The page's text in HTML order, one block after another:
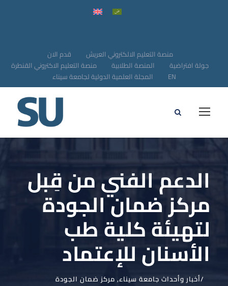
قدم الان
منصة التعليم الالكتروني العريش
منصة التعليم الاكتروني القنطرة
المنصة الطلابية
جولة افتراضية
المجلة العلمية الدولية لجامعة سيناء
EN
الدعم الفني من قِبل
مركز ضمان الجودة
لتهيئة كلية طب
الأسنان للإعتماد
أخبار وأحداث جامعة سيناء, مركز ضمان الجودة